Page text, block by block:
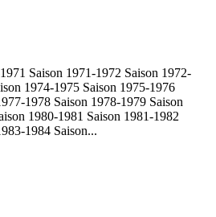
Saison 1971-1972 Saison 1972-
1974-1975 Saison 1975-1976
1978 Saison 1978-1979 Saison
1980-1981 Saison 1981-1982
1984 Saison...